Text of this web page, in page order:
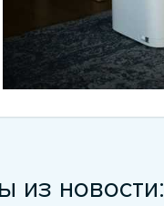
из новости: